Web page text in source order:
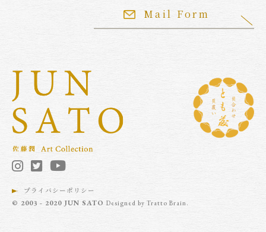
Mail Form
© 2003 - 2020 JUN SATO Designed by Tratto Brain.
プライバシーポリシー